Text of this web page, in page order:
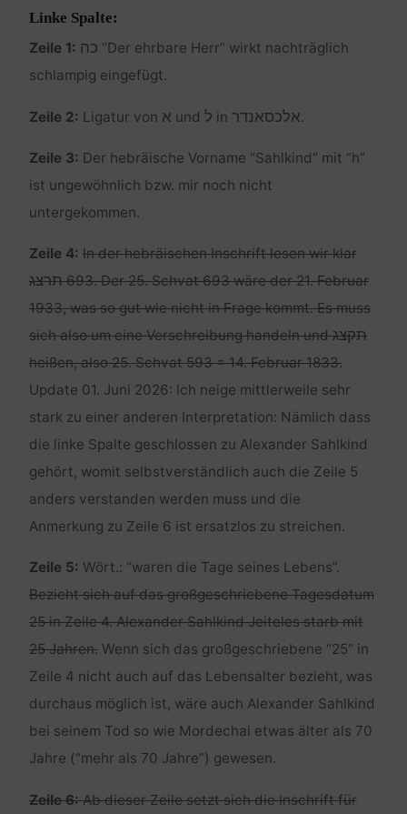
Linke Spalte:
Zeile 1: כה “Der ehrbare Herr” wirkt nachträglich
schlampig eingefügt.
Zeile 2: Ligatur von א und ל in אלכסאנדר.
Zeile 3: Der hebräische Vorname “Sahlkind” mit “h”
ist ungewöhnlich bzw. mir noch nicht
untergekommen.
Zeile 4: In der hebräischen Inschrift lesen wir klar
תרצג693. Der 25. Schvat 693 wäre der 21. Februar
1933, was so gut wie nicht in Frage kommt. Es muss
sich also um eine Verschreibung handeln undתקצג
heißen, also 25. Schvat 593 = 14. Februar 1833.
Update 01. Juni 2026: Ich neige mittlerweile sehr
stark zu einer anderen Interpretation: Nämlich dass
die linke Spalte geschlossen zu Alexander Sahlkind
gehört, womit selbstverständlich auch die Zeile 5
anders verstanden werden muss und die
Anmerkung zu Zeile 6 ist ersatzlos zu streichen.
Zeile 5: Wört.: “waren die Tage seines Lebens”.
Bezieht sich auf das großgeschriebene Tagesdatum
25 in Zeile 4. Alexander Sahlkind Jeiteles starb mit
25 Jahren.Wenn sich das großgeschriebene “25” in
Zeile 4 nicht auch auf das Lebensalter bezieht, was
durchaus möglich ist, wäre auch Alexander Sahlkind
bei seinem Tod so wie Mordechai etwas älter als 70
Jahre (“mehr als 70 Jahre”) gewesen.
Zeile 6:Ab dieser Zeile setzt sich die Inschrift für